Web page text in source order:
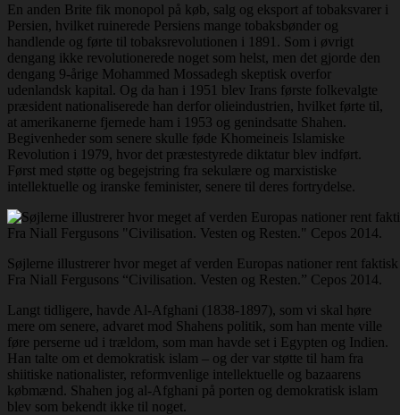
En anden Brite fik monopol på køb, salg og eksport af tobaksvarer i
Persien, hvilket ruinerede Persiens mange tobaksbønder og
handlende og førte til tobaksrevolutionen i 1891. Som i øvrigt
dengang ikke revolutionerede noget som helst, men det gjorde den
dengang 9-årige Mohammed Mossadegh skeptisk overfor
udenlandsk kapital. Og da han i 1951 blev Irans første folkevalgte
præsident nationaliserede han derfor olieindustrien, hvilket førte til,
at amerikanerne fjernede ham i 1953 og genindsatte Shahen.
Begivenheder som senere skulle føde Khomeineis Islamiske
Revolution i 1979, hvor det præstestyrede diktatur blev indført.
Først med støtte og begejstring fra sekulære og marxistiske
intellektuelle og iranske feminister, senere til deres fortrydelse.
Søjlerne illustrerer hvor meget af verden Europas nationer rent
Fra Niall Fergusons “Civilisation. Vesten og Resten.” Cepos 2014.
Langt tidligere, havde Al-Afghani (1838-1897), som vi skal høre
mere om senere, advaret mod Shahens politik, som han mente ville
føre perserne ud i trældom, som man havde set i Egypten og Indien.
Han talte om et demokratisk islam – og der var støtte til ham fra
shiitiske nationalister, reformvenlige intellektuelle og bazaarens
købmænd. Shahen jog al-Afghani på porten og demokratisk islam
blev som bekendt ikke til noget.